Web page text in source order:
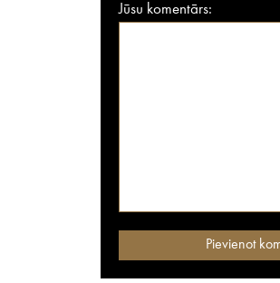
Jūsu komentārs: